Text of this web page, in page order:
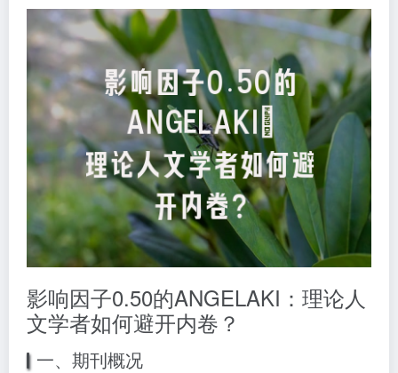
影响因子0.50的ANGELAKI：理论人
文学者如何避开内卷？
一、期刊概况